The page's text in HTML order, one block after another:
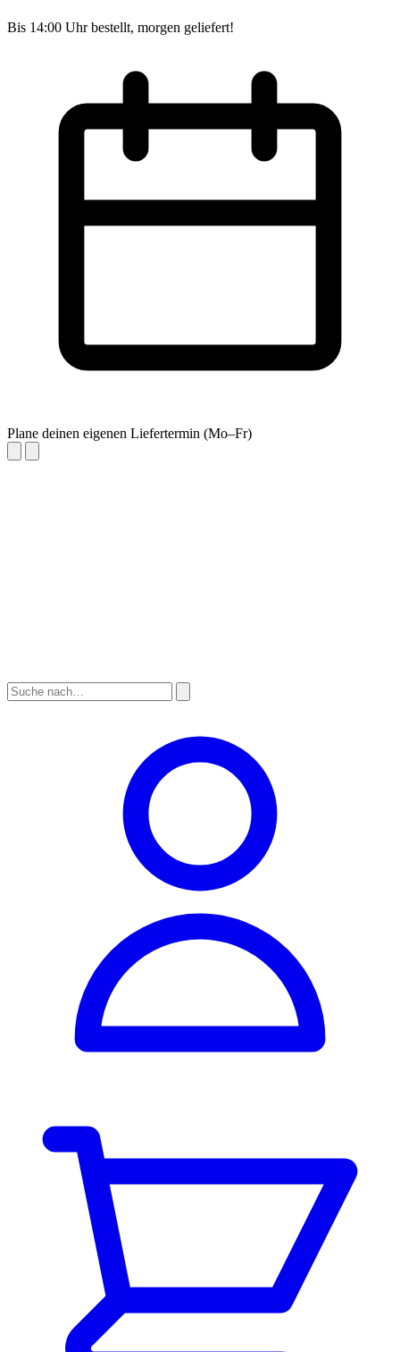
Bis 14:00 Uhr bestellt, morgen geliefert!
Plane deinen eigenen Liefertermin (Mo–Fr)